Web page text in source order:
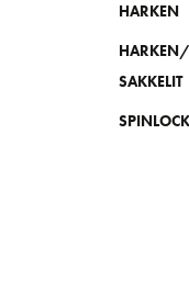
HARKEN
SAKKELIT
SPINLOCK